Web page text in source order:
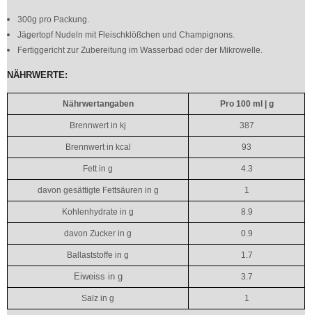
300g pro Packung.
Jägertopf Nudeln mit Fleischklößchen und Champignons.
Fertiggericht zur Zubereitung im Wasserbad oder der Mikrowelle.
NÄHRWERTE:
Nährwertangaben Pro 100 ml | g
Brennwert in kj 387
Brennwert in kcal 93
Fett in g 4.3
davon gesättigte Fettsäuren in g 1
Kohlenhydrate in g 8.9
davon Zucker in g 0.9
Ballaststoffe in g 1.7
Eiweiss in g 3.7
Salz in g 1